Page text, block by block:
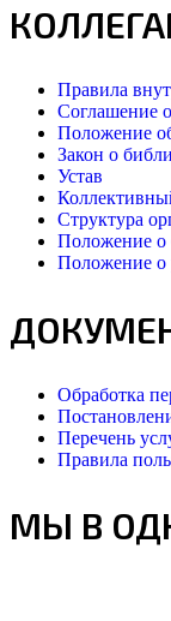
Правила
Соглашение
Положение
Закон о
Устав
Структура
Положение о
Положение о
Обработка
Перечень
Правила
МЫ В